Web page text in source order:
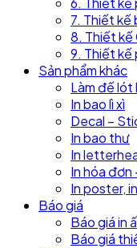
7. Thiết kế
8. Thiết
9. Thiết kế
Sản phẩm khác
Làm đế lót
In bao lì xì
Decal –
In bao thư
In
In hóa đơn
In poster,
Báo giá
Báo giá in
Báo giá